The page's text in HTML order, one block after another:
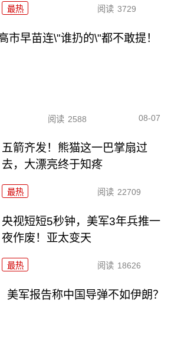
最热 阅读 3729
市早苗连\"谁扔的\"都不敢提！
阅读 2588 08-07
五箭齐发！熊猫这一巴掌扇过
去，大漂亮终于知疼
最热 阅读 22709
央视短短5秒钟，美军3年兵推一
夜作废！亚太变天
最热 阅读 18626
美军报告称中国导弹不如伊朗？